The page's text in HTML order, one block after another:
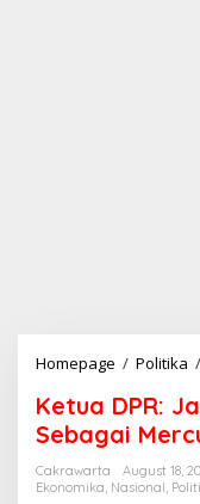
Homepage / Politika /
Ketua DPR:
Sebagai
Cakrawarta
August 18,
Ekonomika, Nasional,